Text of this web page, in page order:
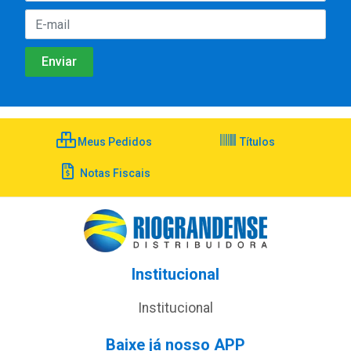
Meus Pedidos Títulos
Notas Fiscais
Institucional
Institucional
Baixe já nosso APP